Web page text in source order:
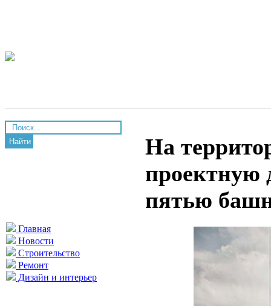
Найти
Главная
Новости
Строительство
Ремонт
Дизайн и интерьер
На
проектную
пятью